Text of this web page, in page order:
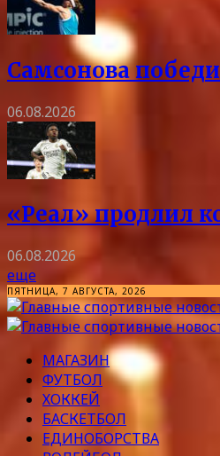
Самсонова
06.08.2026
«Реал» продлил
06.08.2026
еще
ПЯТНИЦА, 7 АВГУСТА, 2026
МАГАЗИН
ФУТБОЛ
ХОККЕЙ
БАСКЕТБОЛ
ЕДИНОБОРСТВА